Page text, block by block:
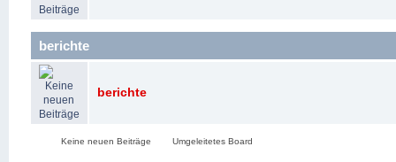
berichte
berichte
Keine neuen Beiträge Umgeleitetes Board